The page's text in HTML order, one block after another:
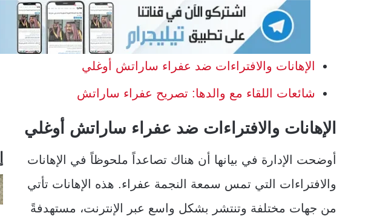
الإهانات والافتراءات ضد عفراء ساراتش أوغلي
شائعات اللقاء مع والدها: تصريح عفراء ساراتش
الإهانات والافتراءات ضد عفراء ساراتش أوغلي
أوضحت الإدارة في بيانها أن هناك تصاعداً ملحوظاً في الإهانات
والافتراءات التي تمس سمعة النجمة عفراء. هذه الإهانات تأتي
من جهات مختلفة وتنتشر بشكل واسع عبر الإنترنت، مستهدفةً